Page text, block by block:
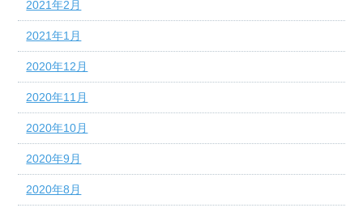
2021年2月
2021年1月
2020年12月
2020年11月
2020年10月
2020年9月
2020年8月